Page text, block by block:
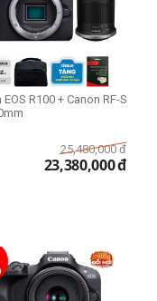
EOS R100 + Canon RF-S
25,480,000 đ
23,380,000đ